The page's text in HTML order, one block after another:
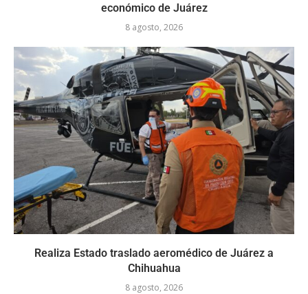
económico de Juárez
8 agosto, 2026
Realiza Estado traslado aeromédico de Juárez a
Chihuahua
8 agosto, 2026